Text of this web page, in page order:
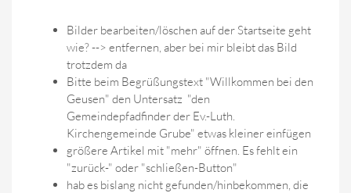
Bilder bearbeiten/löschen auf der Startseite geht
wie? --> entfernen, aber bei mir bleibt das Bild
trotzdem da
Bitte beim Begrüßungstext "Willkommen bei den
Geusen" den Untersatz "den
Gemeindepfadfinder der Ev.-Luth.
Kirchengemeinde Grube" etwas kleiner einfügen
größere Artikel mit "mehr" öffnen. Es fehlt ein
"zurück-" oder "schließen-Button"
hab es bislang nicht gefunden/hinbekommen, die